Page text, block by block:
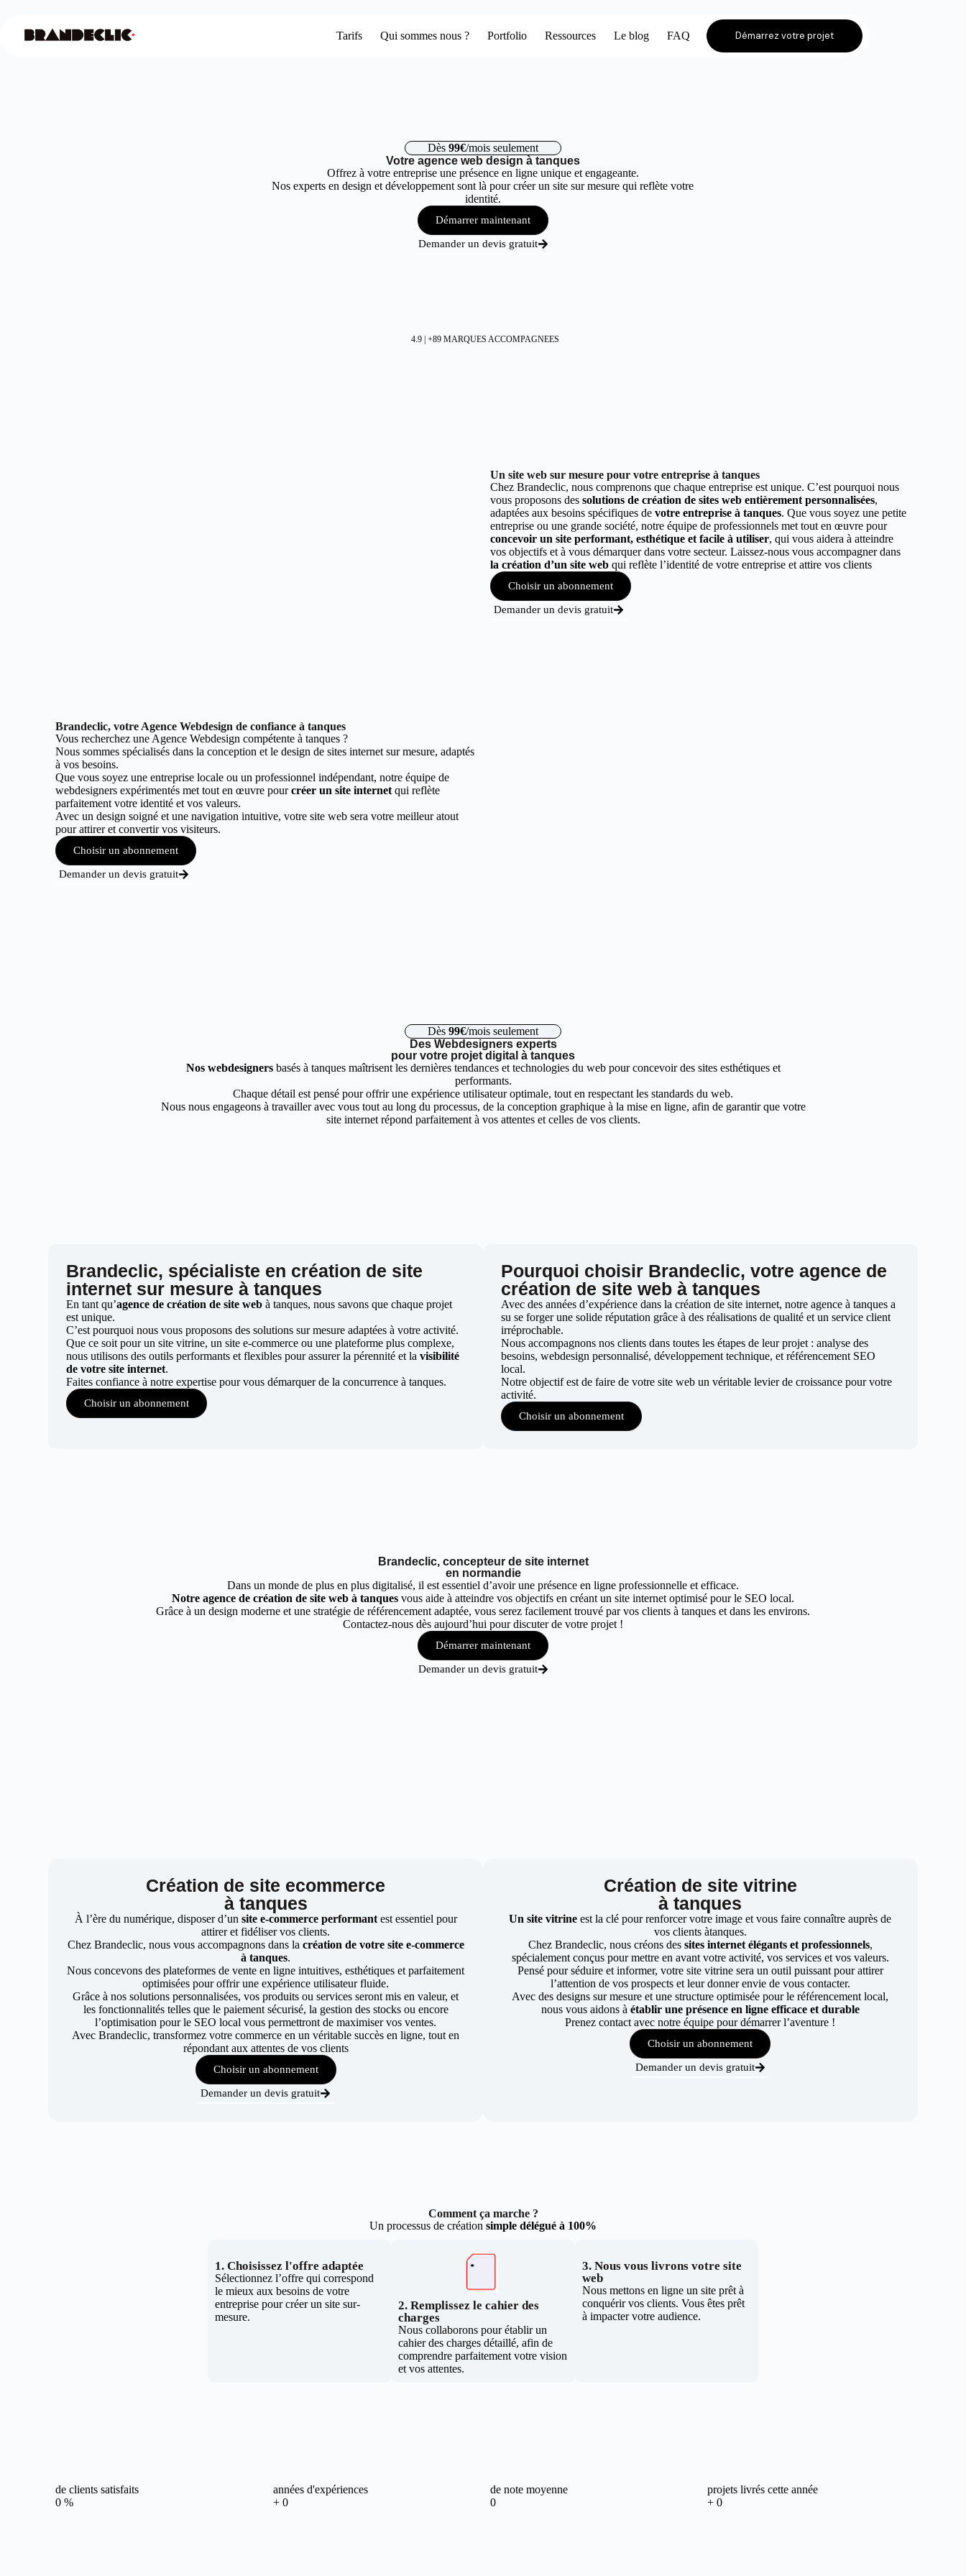
Tarifs Qui sommes nous ? Portfolio Ressources Le blog FAQ Démarrez votre projet
Dès 99€/mois seulement
Votre agence web design à tanques
Offrez à votre entreprise une présence en ligne unique et engageante.
Nos experts en design et développement sont là pour créer un site sur mesure qui reflète votre
identité.
Démarrer maintenant
Demander un devis gratuit
4.9 | +89 MARQUES ACCOMPAGNEES
Un site web sur mesure pour votre entreprise à tanques
Chez Brandeclic, nous comprenons que chaque entreprise est unique. C’est pourquoi nous
vous proposons des solutions de création de sites web entièrement personnalisées,
adaptées aux besoins spécifiques de votre entreprise à tanques. Que vous soyez une petite
entreprise ou une grande société, notre équipe de professionnels met tout en œuvre pour
concevoir un site performant, esthétique et facile à utiliser, qui vous aidera à atteindre
vos objectifs et à vous démarquer dans votre secteur. Laissez-nous vous accompagner dans
la création d’un site web qui reflète l’identité de votre entreprise et attire vos clients
Choisir un abonnement
Demander un devis gratuit
Brandeclic, votre Agence Webdesign de confiance à tanques
Vous recherchez une Agence Webdesign compétente à tanques ?
Nous sommes spécialisés dans la conception et le design de sites internet sur mesure, adaptés
à vos besoins.
Que vous soyez une entreprise locale ou un professionnel indépendant, notre équipe de
webdesigners expérimentés met tout en œuvre pourcréer un site internetqui reflète
parfaitement votre identité et vos valeurs.
Avec un design soigné et une navigation intuitive, votre site web sera votre meilleur atout
pour attirer et convertir vos visiteurs.
Choisir un abonnement
Demander un devis gratuit
Dès 99€/mois seulement
Des Webdesigners experts
pour votre projet digital à tanques
Nos webdesignersbasés à tanques maîtrisent les dernières tendances et technologies du web pour concevoir des sites esthétiques et
performants.
Chaque détail est pensé pour offrir une expérience utilisateur optimale, tout en respectant les standards du web.
Nous nous engageons à travailler avec vous tout au long du processus, de la conception graphique à la mise en ligne, afin de garantir que votre
site internet répond parfaitement à vos attentes et celles de vos clients.
Brandeclic, spécialiste en création de site
internet sur mesure à tanques
En tant qu’agence de création de site web à tanques, nous savons que chaque projet
est unique.
C’est pourquoi nous vous proposons des solutions sur mesure adaptées à votre activité.
Que ce soit pour un site vitrine, un site e-commerce ou une plateforme plus complexe,
nous utilisons des outils performants et flexibles pour assurer la pérennité et lavisibilité
de votre site internet.
Faites confiance à notre expertise pour vous démarquer de la concurrence à tanques.
Choisir un abonnement
Pourquoi choisir Brandeclic, votre agence de
création de site web à tanques
Avec des années d’expérience dans la création de site internet, notre agence à tanques a
su se forger une solide réputation grâce à des réalisations de qualité et un service client
irréprochable.
Nous accompagnons nos clients dans toutes les étapes de leur projet : analyse des
besoins, webdesign personnalisé, développement technique, et référencement SEO
local.
Notre objectif est de faire de votre site web un véritable levier de croissance pour votre
activité.
Choisir un abonnement
Brandeclic, concepteur de site internet
en normandie
Dans un monde de plus en plus digitalisé, il est essentiel d’avoir une présence en ligne professionnelle et efficace.
Notre agence de création de site web à tanques vous aide à atteindre vos objectifs en créant un site internet optimisé pour le SEO local.
Grâce à un design moderne et une stratégie de référencement adaptée, vous serez facilement trouvé par vos clients à tanques et dans les environs.
Contactez-nous dès aujourd’hui pour discuter de votre projet !
Démarrer maintenant
Demander un devis gratuit
Création de site ecommerce
à tanques
À l’ère du numérique, disposer d’un site e-commerce performant est essentiel pour
attirer et fidéliser vos clients.
Chez Brandeclic, nous vous accompagnons dans la création de votre site e-commerce
à tanques.
Nous concevons des plateformes de vente en ligne intuitives, esthétiques et parfaitement
optimisées pour offrir une expérience utilisateur fluide.
Grâce à nos solutions personnalisées, vos produits ou services seront mis en valeur, et
les fonctionnalités telles que le paiement sécurisé, la gestion des stocks ou encore
l’optimisation pour le SEO local vous permettront de maximiser vos ventes.
Avec Brandeclic, transformez votre commerce en un véritable succès en ligne, tout en
répondant aux attentes de vos clients
Choisir un abonnement
Demander un devis gratuit
Création de site vitrine
à tanques
Un site vitrine est la clé pour renforcer votre image et vous faire connaître auprès de
vos clients àtanques.
Chez Brandeclic, nous créons dessites internet élégants et professionnels,
spécialement conçus pour mettre en avant votre activité, vos services et vos valeurs.
Pensé pour séduire et informer, votre site vitrine sera un outil puissant pour attirer
l’attention de vos prospects et leur donner envie de vous contacter.
Avec des designs sur mesure et une structure optimisée pour le référencement local,
nous vous aidons à établir une présence en ligne efficace et durable
Prenez contact avec notre équipe pour démarrer l’aventure !
Choisir un abonnement
Demander un devis gratuit
Comment ça marche ?
Un processus de création simple délégué à 100%
1. Choisissez l'offre adaptée
Sélectionnez l’offre qui correspond
le mieux aux besoins de votre
entreprise pour créer un site sur-
mesure.
2. Remplissez le cahier des
charges
Nous collaborons pour établir un
cahier des charges détaillé, afin de
comprendre parfaitement votre vision
et vos attentes.
3. Nous vous livrons votre site
web
Nous mettons en ligne un site prêt à
conquérir vos clients. Vous êtes prêt
à impacter votre audience.
de clients satisfaits
0 %
années d'expériences
+ 0
de note moyenne
0
projets livrés cette année
+ 0